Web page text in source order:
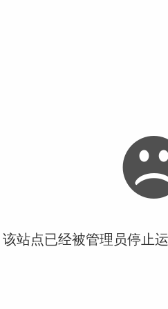
站点已经被管理员停止